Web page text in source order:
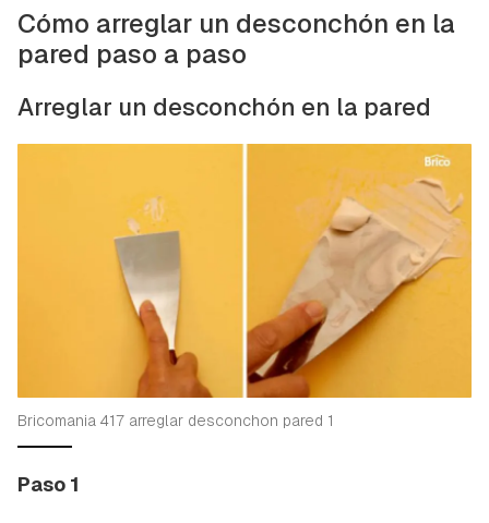
Cómo arreglar un desconchón en la
pared paso a paso
Arreglar un desconchón en la pared
Bricomania 417 arreglar desconchon pared 1
Paso 1